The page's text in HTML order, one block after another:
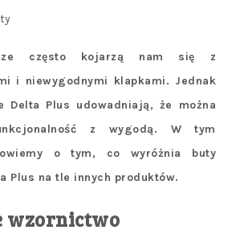
często kojarzą nam się z
i niewygodnymi klapkami. Jednak
Delta Plus udowadniają, że można
z wygodą. W tym
o tym, co wyróżnia buty
Plus na tle innych produktów.
wzornictwo